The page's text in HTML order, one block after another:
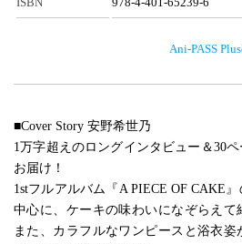
Ani-PASS
■Cover Story 安野希世乃
1万字超えのロングインタビュー＆30
お届け！
1stフルアルバム『A PIECE OF CAKE
中心に、ケーキの味わいになぞらえて
また、カラフルなワンピースと浴衣姿